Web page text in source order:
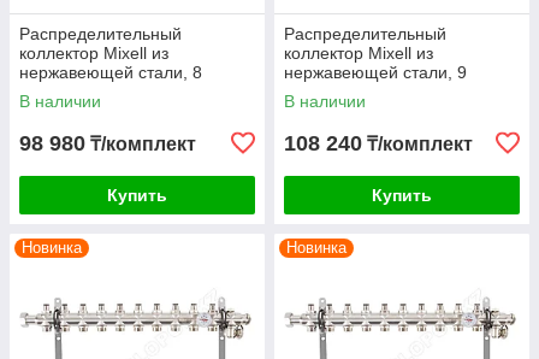
Распределительный
коллектор Mixell из
нержавеющей стали, 8
контуров
В наличии
98 980 ₸/комплект
Купить
Распределительный
коллектор Mixell из
нержавеющей стали, 9
контуров
В наличии
108 240 ₸/комплект
Купить
Новинка Новинка